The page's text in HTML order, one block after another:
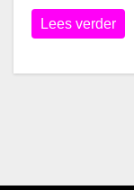
Lees verder